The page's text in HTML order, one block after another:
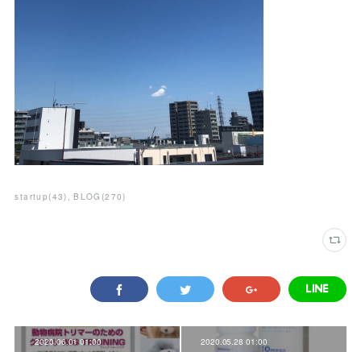
startup (43) BLOG (270)
2020.06.01 01:00 2020.05.28 01:00